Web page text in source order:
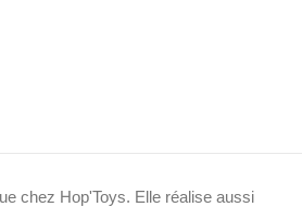
chez Hop'Toys. Elle réalise aussi